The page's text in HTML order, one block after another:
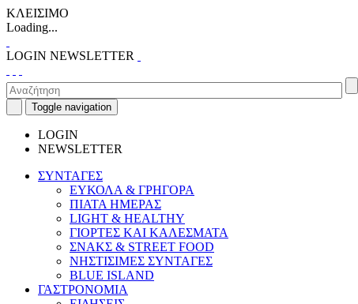
ΚΛΕΙΣΙΜΟ
Loading...
LOGIN NEWSLETTER
Toggle navigation
LOGIN
NEWSLETTER
ΣΥΝΤΑΓΕΣ
ΕΥΚΟΛΑ & ΓΡΗΓΟΡΑ
ΠΙΑΤΑ ΗΜΕΡΑΣ
LIGHT & HEALTHY
ΓΙΟΡΤΕΣ ΚΑΙ ΚΑΛΕΣΜΑΤΑ
ΣΝΑΚΣ & STREET FOOD
ΝΗΣΤΙΣΙΜΕΣ ΣΥΝΤΑΓΕΣ
BLUE ISLAND
ΓΑΣΤΡΟΝΟΜΙΑ